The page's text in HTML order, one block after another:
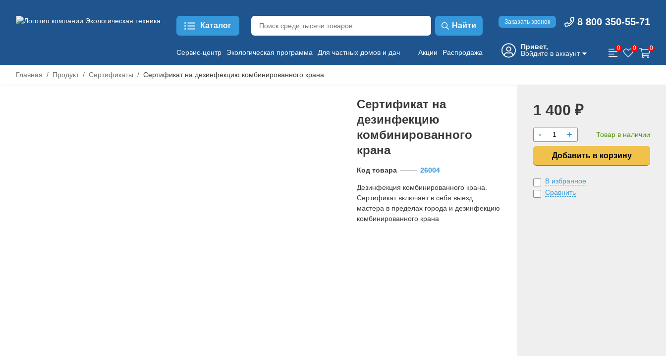
Каталог Найти
Сервис-центр Экологическая программа Для частных домов и дач Акции Распродажа
Заказать звонок 8 800 350-55-71
Привет,
Войдите в аккаунт
0 0 0
Главная Продукт Сертификаты Сертификат на дезинфекцию комбинированного крана
Сертификат на
дезинфекцию
комбинированного
крана
Код товара 26004
Дезинфекция комбинированного крана.
Сертификат включает в себя выезд
мастера в пределах города и дезинфекцию
комбинированного крана
1 400 ₽
- + Товар в наличии
Добавить в корзину
В избранное
Сравнить